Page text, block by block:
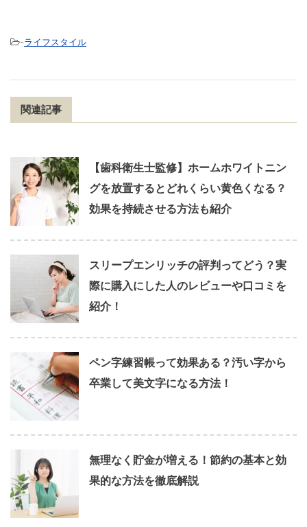
-ライフスタイル
関連記事
【歯科衛生士監修】ホームホワイトニン
グを放置するとどれくらい黄色くなる？
効果を持続させる方法も紹介
スリープエンリッチの評判ってどう？実
際に購入にした人のレビューや口コミを
紹介！
ペン字練習帳って効果ある？汚い字から
卒業して美文字になる方法！
無理なく貯金が増える！節約の基本と効
果的な方法を徹底解説